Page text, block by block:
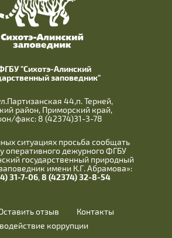
"Сихотэ-Алинский
заповедник"
44,п. Терней,
район, Приморский край,
факс: 8 (42374)31-3-78
ситуациях просьба сообщать
оперативного дежурного ФГБУ
государственный природный
имени К.Г. Абрамова»:
31-7-06,8 (42374) 32-8-54
отзыв
Контакты
коррупции